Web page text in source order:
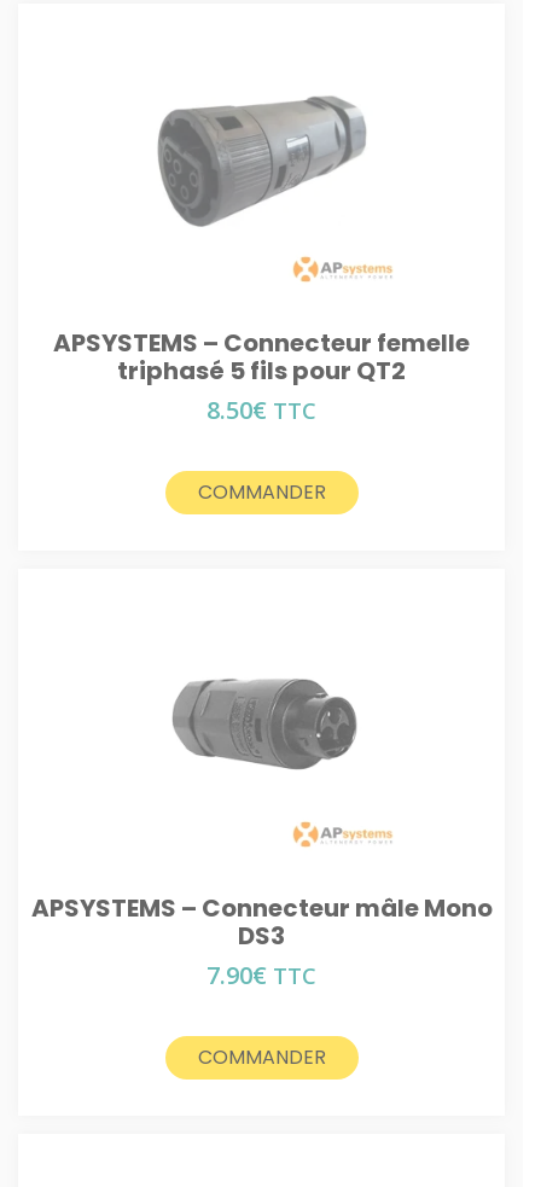
APSYSTEMS – Connecteur femelle
triphasé 5 fils pour QT2
8.50€ TTC
COMMANDER
APSYSTEMS – Connecteur mâle Mono
DS3
7.90€ TTC
COMMANDER